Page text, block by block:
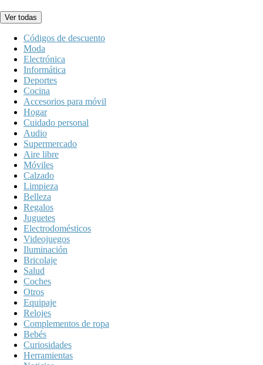
Ver todas
Códigos de descuento
Moda
Electrónica
Informática
Deportes
Cocina
Accesorios para móvil
Hogar
Cuidado personal
Audio
Supermercado
Aire libre
Móviles
Calzado
Limpieza
Belleza
Regalos
Juguetes
Electrodomésticos
Videojuegos
Iluminación
Bricolaje
Salud
Coches
Otros
Equipaje
Relojes
Complementos de ropa
Bebés
Curiosidades
Herramientas